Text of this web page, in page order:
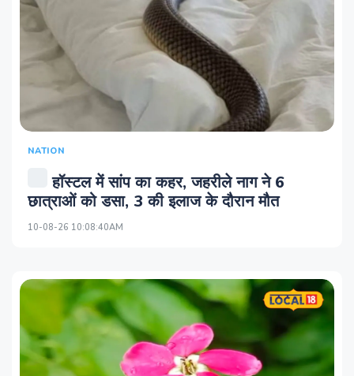
NATION
हॉस्टल में सांप का कहर, जहरीले नाग ने 6
छात्राओं को डसा, 3 की इलाज के दौरान मौत
10-08-26 10:08:40AM